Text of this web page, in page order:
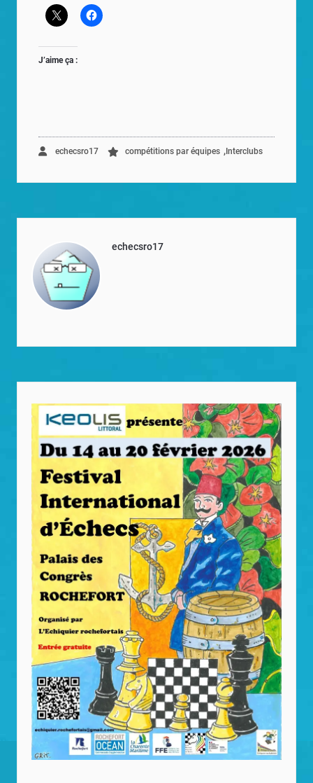
J’aime ça :
echecsro17 compétitions par équipes , Interclubs
echecsro17